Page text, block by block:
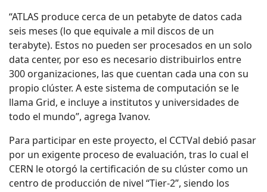
“ATLAS produce cerca de un petabyte de datos cada
seis meses (lo que equivale a mil discos de un
terabyte). Estos no pueden ser procesados en un solo
data center, por eso es necesario distribuirlos entre
300 organizaciones, las que cuentan cada una con su
propio clúster. A este sistema de computación se le
llama Grid, e incluye a institutos y universidades de
todo el mundo”, agrega Ivanov.
Para participar en este proyecto, el CCTVal debió pasar
por un exigente proceso de evaluación, tras lo cual el
CERN le otorgó la certificación de su clúster como un
centro de producción de nivel “Tier-2”, siendo los